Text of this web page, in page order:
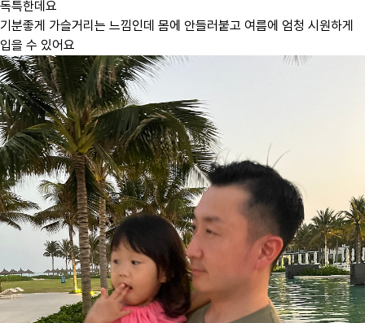
독특한데요
기분좋게 가슬거리는 느낌인데 몸에 안들러붙고 여름에 엄청 시원하게
입을 수 있어요